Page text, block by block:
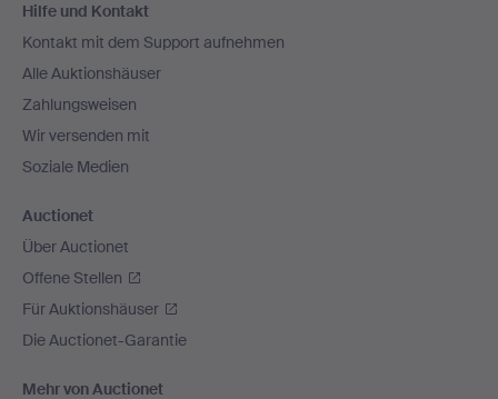
Navigation
Hilfe und Kontakt
Kontakt mit dem Support aufnehmen
Alle Auktionshäuser
Zahlungsweisen
Wir versenden mit
Soziale Medien
Auctionet
Über Auctionet
Offene Stellen
Für Auktionshäuser
Die Auctionet-Garantie
Mehr von Auctionet